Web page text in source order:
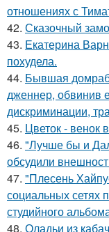
отношениях с
42. Сказочный
43. Екатерина
похудела.
44. Бывшая
дженнер, обвинив
дискриминации,
45. Цветок - венок
46. "Лучше бы и
обсудили
47. "Плесень
социальных сетях
студийного
48. Оладьи из